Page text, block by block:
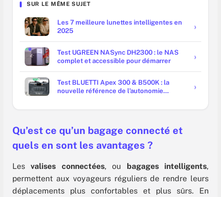
SUR LE MÊME SUJET
Les 7 meilleure lunettes intelligentes en
2025
Test UGREEN NASync DH2300 : le NAS
complet et accessible pour démarrer
Test BLUETTI Apex 300 & B500K : la
nouvelle référence de l'autonomie
Qu’est ce qu’un bagage connecté et
quels en sont les avantages ?
Lesvalises connectées, ou bagages intelligents,
permettent aux voyageurs réguliers de rendre leurs
déplacements plus confortables et plus sûrs. En